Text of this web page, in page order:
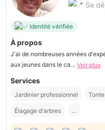
Se
Identité vérifiée
À propos
J'ai de nombreuses années
aux jeunes dans le ca... Voir plus
Services
Jardinier professionnel
Élagage d'arbres ...